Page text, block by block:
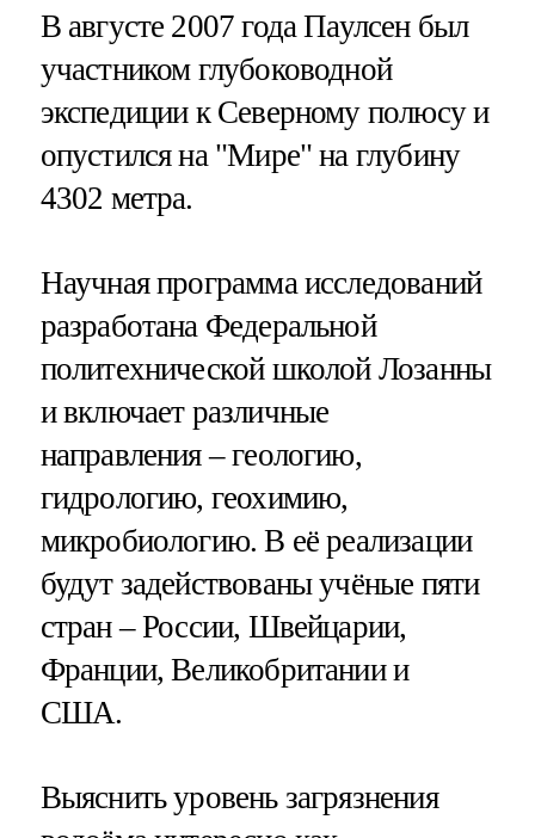
В августе 2007 года Паулсен был
участником глубоководной
экспедиции к Северному полюсу и
опустился на "Мире" на глубину
4302 метра.
Научная программа исследований
разработана Федеральной
политехнической школой Лозанны
и включает различные
направления – геологию,
гидрологию, геохимию,
микробиологию. В её реализации
будут задействованы учёные пяти
стран – России, Швейцарии,
Франции, Великобритании и
США.
Выяснить уровень загрязнения